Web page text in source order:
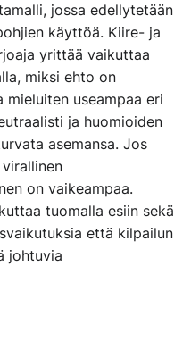
jossa edellytetään
käyttöä. Kiire- ja
yrittää vaikuttaa
miksi ehto on
useampaa eri
ja huomioiden
asemansa. Jos
on vaikeampaa.
tuomalla esiin sekä
että kilpailun
johtuvia